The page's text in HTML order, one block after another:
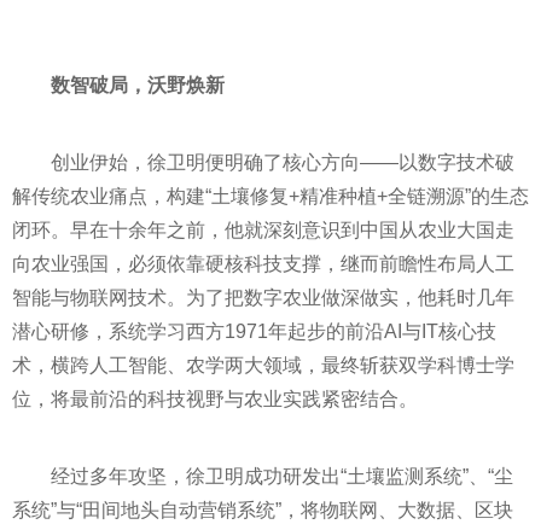
数智破局，沃野焕新
创业伊始，徐卫明便明确了核心方向——以数字技术破
解传统农业痛点，构建“土壤修复+精准种植+全链溯源”的生态
闭环。早在十余年之前，他就深刻意识到中国从农业大国走
向农业强国，必须依靠硬核科技支撑，继而前瞻性布局人工
智能与物联网技术。为了把数字农业做深做实，他耗时几年
潜心研修，系统学习西方1971年起步的前沿AI与IT核心技
术，横跨人工智能、农学两大领域，最终斩获双学科博士学
位，将最前沿的科技视野与农业实践紧密结合。
经过多年攻坚，徐卫明成功研发出“土壤监测系统”、“尘
系统”与“田间地头自动营销系统”，将物联网、大数据、区块